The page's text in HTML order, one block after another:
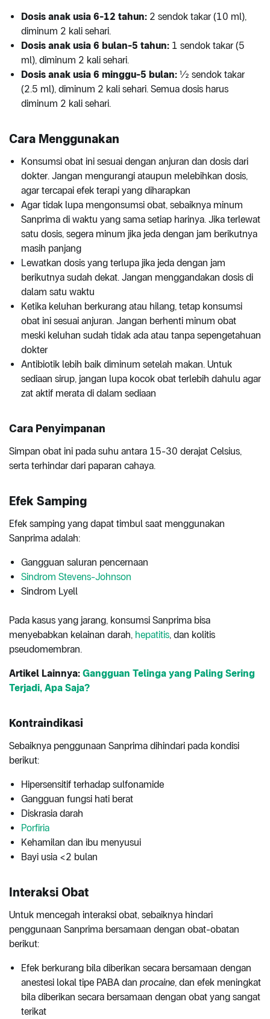
Dosis anak usia 6-12 tahun: 2 sendok takar (10 ml),
diminum 2 kali sehari.
Dosis anak usia 6 bulan-5 tahun: 1 sendok takar (5
ml), diminum 2 kali sehari.
Dosis anak usia 6 minggu-5 bulan: ½ sendok takar
(2.5 ml), diminum 2 kali sehari. Semua dosis harus
diminum 2 kali sehari.
Cara Menggunakan
Konsumsi obat ini sesuai dengan anjuran dan dosis dari
dokter. Jangan mengurangi ataupun melebihkan dosis,
agar tercapai efek terapi yang diharapkan
Agar tidak lupa mengonsumsi obat, sebaiknya minum
Sanprima di waktu yang sama setiap harinya. Jika terlewat
satu dosis, segera minum jika jeda dengan jam berikutnya
masih panjang
Lewatkan dosis yang terlupa jika jeda dengan jam
berikutnya sudah dekat. Jangan menggandakan dosis di
dalam satu waktu
Ketika keluhan berkurang atau hilang, tetap konsumsi
obat ini sesuai anjuran. Jangan berhenti minum obat
meski keluhan sudah tidak ada atau tanpa sepengetahuan
dokter
Antibiotik lebih baik diminum setelah makan. Untuk
sediaan sirup, jangan lupa kocok obat terlebih dahulu agar
zat aktif merata di dalam sediaan
Cara Penyimpanan
Simpan obat ini pada suhu antara 15-30 derajat Celsius,
serta terhindar dari paparan cahaya.
Efek Samping
Efek samping yang dapat timbul saat menggunakan
Sanprima adalah:
Gangguan saluran pencernaan
Sindrom Stevens-Johnson
Sindrom Lyell
Pada kasus yang jarang, konsumsi Sanprima bisa
menyebabkan kelainan darah, hepatitis, dan kolitis
pseudomembran.
Artikel Lainnya: Gangguan Telinga yang Paling Sering
Terjadi, Apa Saja?
Kontraindikasi
Sebaiknya penggunaan Sanprima dihindari pada kondisi
berikut:
Hipersensitif terhadap sulfonamide
Gangguan fungsi hati berat
Diskrasia darah
Porfiria
Kehamilan dan ibu menyusui
Bayi usia <2 bulan
Interaksi Obat
Untuk mencegah interaksi obat, sebaiknya hindari
penggunaan Sanprima bersamaan dengan obat-obatan
berikut:
Efek berkurang bila diberikan secara bersamaan dengan
anestesi lokal tipe PABA dan procaine, dan efek meningkat
bila diberikan secara bersamaan dengan obat yang sangat
terikat